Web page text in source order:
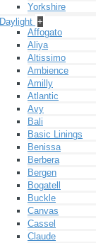
Yorkshire
Daylight +
Affogato
Aliya
Altissimo
Ambience
Amilly
Atlantic
Avy
Bali
Basic Linings
Benissa
Berbera
Bergen
Bogatell
Buckle
Canvas
Cassel
Claude